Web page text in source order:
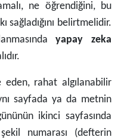
ne öğrendiğini, bu
sağladığını belirtmelidir.
yapay zeka
rahat algılanabilir
sayfada ya da metnin
ikinci sayfasında
numarası (defterin